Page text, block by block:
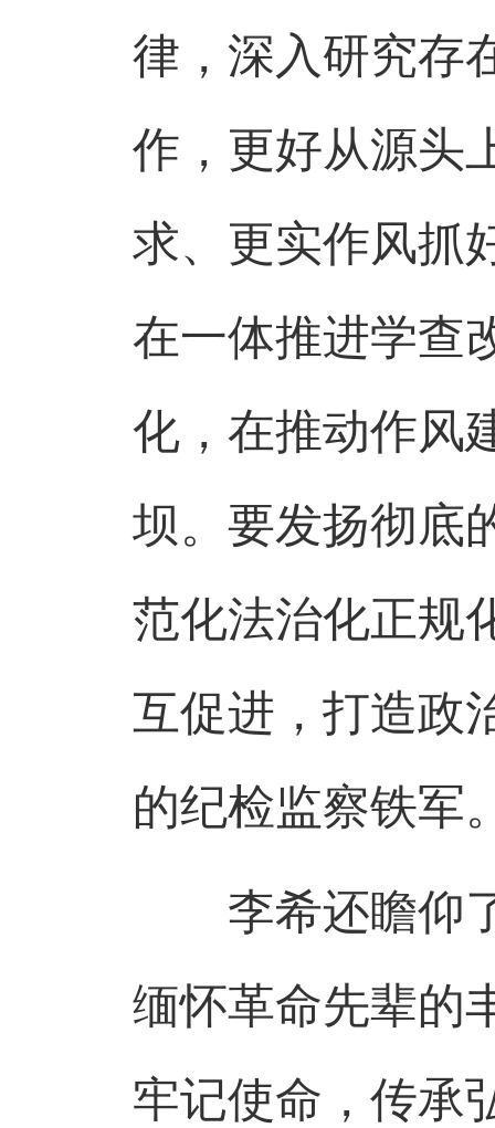
律，深入研究存
作，更好从源头
求、更实作风抓
在一体推进学查
化，在推动作风
坝。要发扬彻底
范化法治化正规
互促进，打造政
的纪检监察铁军
李希还瞻仰了
缅怀革命先辈的
牢记使命，传承